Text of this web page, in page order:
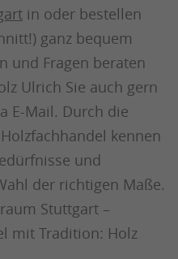
in oder bestellen
ganz bequem
und Fragen beraten
Ulrich Sie auch gern
E-Mail. Durch die
kennen
und
der richtigen Maße.
Stuttgart –
mit Tradition: Holz